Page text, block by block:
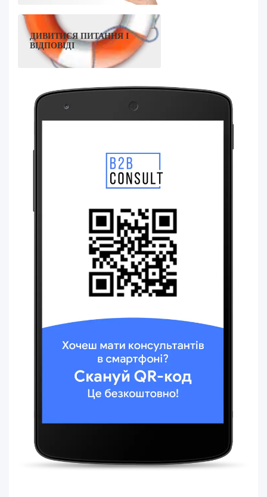
ДИВИТИСЯ ПИТАННЯ І
ВІДПОВІДІ